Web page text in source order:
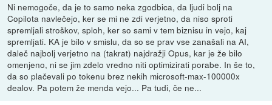
Ni nemogoče, da je to samo neka zgodbica, da ljudi bolj na
Copilota navlečejo, ker se mi ne zdi verjetno, da niso sproti
spremljali stroškov, sploh, ker so sami v tem biznisu in vejo, kaj
spremljati. KA je bilo v smislu, da so se prav vse zanašali na AI,
daleč najbolj verjetno na (takrat) najdražji Opus, kar je že bilo
omenjeno, ni se jim zdelo vredno niti optimizirati porabe. In še to,
da so plačevali po tokenu brez nekih microsoft-max-100000x
dealov. Pa potem že menda vejo... Pa tudi, če ne...